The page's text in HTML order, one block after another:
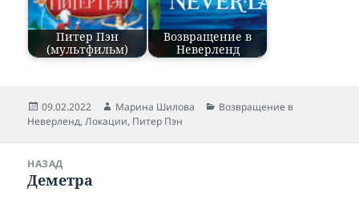
Питер Пэн
(мультфильм)
Возвращение в
Неверленд
Опубликовано
09.02.2022 Автор
Марина Шилова Рубрики
Возвращение в
Неверленд,Локации, Питер Пэн
записям
НАЗАД
Предыдущая
Деметра